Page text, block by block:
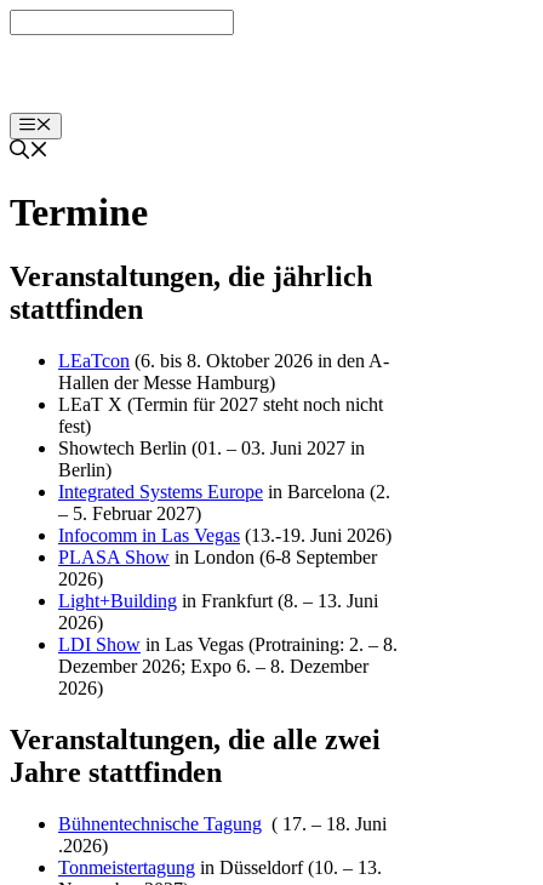
Inhalt
Menü
Termine
Veranstaltungen, die jährlich
stattfinden
LEaTcon (6. bis 8. Oktober 2026 in den A-
Hallen der Messe Hamburg)
LEaT X (Termin für 2027 steht noch nicht
fest)
Showtech Berlin (01. – 03. Juni 2027 in
Berlin)
Integrated Systems Europe in Barcelona (2.
– 5. Februar 2027)
Infocomm in Las Vegas (13.-19. Juni 2026)
PLASA Show in London (6-8 September
2026)
Light+Building in Frankfurt (8. – 13. Juni
2026)
LDI Show in Las Vegas (Protraining: 2. – 8.
Dezember 2026; Expo 6. – 8. Dezember
2026)
Veranstaltungen, die alle zwei
Jahre stattfinden
Bühnentechnische Tagung ( 17. – 18. Juni
.2026)
Tonmeistertagung in Düsseldorf (10. – 13.